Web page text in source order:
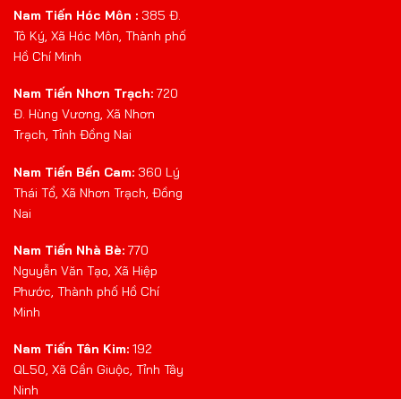
Nam Tiến Hóc Môn : 385 Đ.
Tô Ký, Xã Hóc Môn, Thành phố
Hồ Chí Minh
Nam Tiến Nhơn Trạch: 720
Đ. Hùng Vương, Xã Nhơn
Trạch, Tỉnh Đồng Nai
Nam Tiến Bến Cam: 360 Lý
Thái Tổ, Xã Nhơn Trạch, Đồng
Nai
Nam Tiến Nhà Bè: 770
Nguyễn Văn Tạo, Xã Hiệp
Phước, Thành phố Hồ Chí
Minh
Nam Tiến Tân Kim: 192
QL50, Xã Cần Giuộc, Tỉnh Tây
Ninh